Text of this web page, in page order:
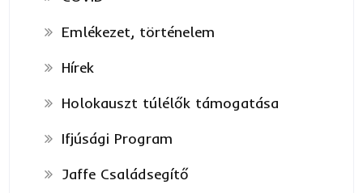
Emlékezet, történelem
Hírek
Holokauszt túlélők támogatása
Ifjúsági Program
Jaffe Családsegítő